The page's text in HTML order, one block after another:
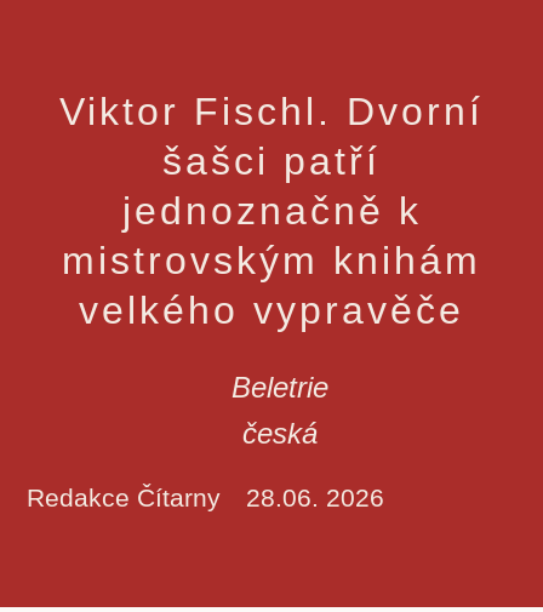
Viktor Fischl. Dvorní
šašci patří
jednoznačně k
mistrovským knihám
velkého vypravěče
Beletrie
česká
Redakce Čítarny 28.06. 2026